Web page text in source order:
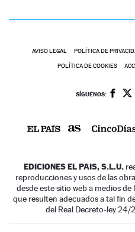
AVISO LEGAL POLÍTICA DE
POLÍTICA DE COOKIES
SÍGUENOS:
EDICIONES EL PAIS, S.L.U.
reproducciones y usos de las
desde este sitio web a medios
que resulten adecuados a tal fin
del Real Decreto-ley 24/